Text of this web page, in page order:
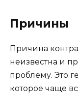
Причины
Причина
неизвестна и
проблему. Это
которое чаще